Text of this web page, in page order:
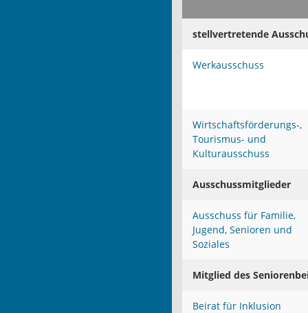
stellvertretende
Werkausschuss
Wirtschaftsförderungs-,
Tourismus- und
Kulturausschuss
Ausschussmitglieder
Ausschuss für Familie,
Jugend, Senioren und
Soziales
Mitglied des
Beirat für Inklusion